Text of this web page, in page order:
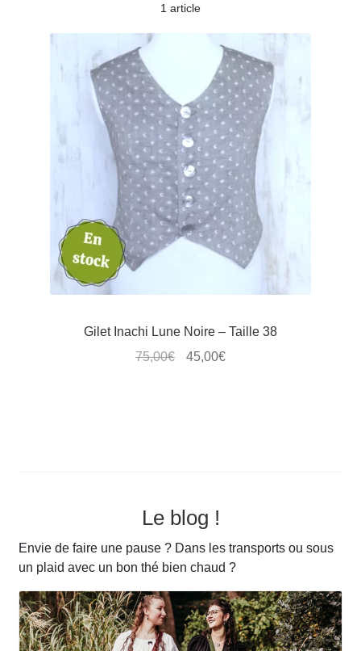
1 article
Gilet Inachi Lune Noire – Taille 38
75,00€
Le
45,00€Le
peuvent
être
choisies
page
du
Le blog !
Envie de faire une pause ? Dans les transports ou sous
un plaid avec un bon thé bien chaud ?